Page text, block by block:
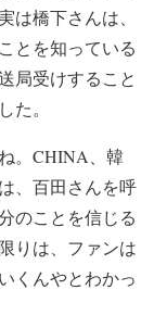
は橋下さんは、
とを知っている
局受けすること
た。
。CHINA、韓
、百田さんを呼
のことを信じる
りは、ファンは
くんやとわかっ